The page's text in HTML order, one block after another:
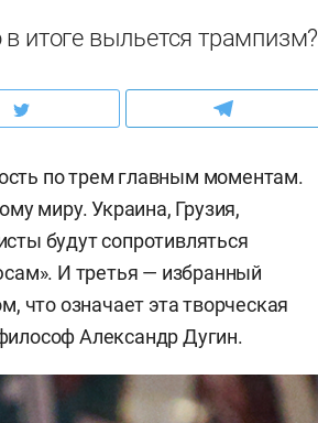
итоге выльется трампизм?
по трем главным моментам.
миру. Украина, Грузия,
будут сопротивляться
И третья — избранный
что означает эта творческая
Александр Дугин.